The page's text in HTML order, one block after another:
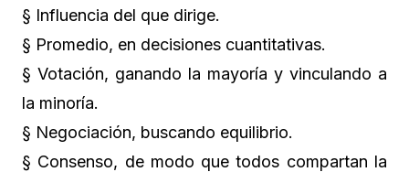
§ Influencia del que dirige.
§ Promedio, en decisiones cuantitativas.
§ Votación, ganando la mayoría y vinculando a
la minoría.
§ Negociación, buscando equilibrio.
§ Consenso, de modo que todos compartan la